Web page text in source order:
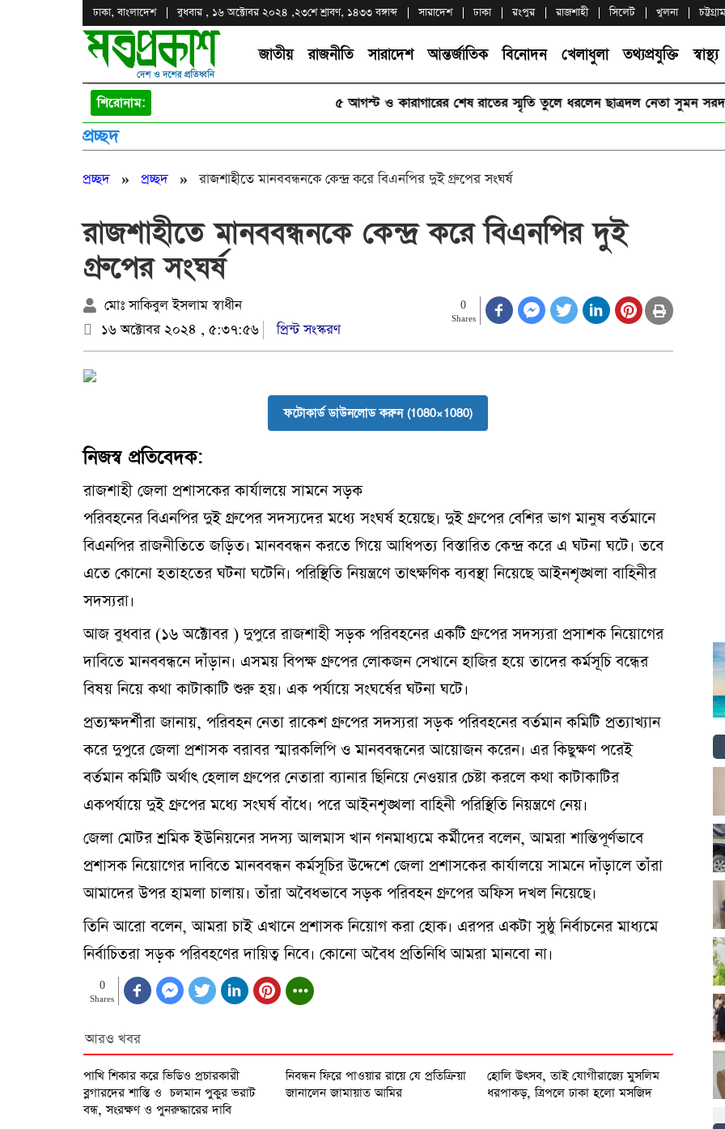
ঢাকা, বাংলাদেশ বুধবার , ১৬ অক্টোবর ২০২৪ ,২৩শে শ্রাবণ, ১৪৩৩ বঙ্গাব্দ সারাদেশ ঢাকা রংপুর রাজশাহী সিলেট খুলনা চট্টগ্রাম
জাতীয় রাজনীতি সারাদেশ আন্তর্জাতিক বিনোদন খেলাধুলা তথ্যপ্রযুক্তি স্বাস্থ্য
শিরোনাম: ৫ আগস্ট ও কারাগারের শেষ রাতের স্মৃতি তুলে ধরলেন ছাত্রদল নেতা সুমন সরদার
প্রচ্ছদ
প্রচ্ছদ » প্রচ্ছদ »রাজশাহীতে মানববন্ধনকে কেন্দ্র করে বিএনপির দুই গ্রুপের সংঘর্ষ
রাজশাহীতে মানববন্ধনকে কেন্দ্র করে বিএনপির দুই
গ্রুপের সংঘর্ষ
মোঃ সাকিবুল ইসলাম স্বাধীন
১৬ অক্টোবর ২০২৪ , ৫:৩৭:৫৬
প্রিন্ট সংস্করণ
0
Shares
ফটোকার্ড ডাউনলোড করুন (1080×1080)
নিজস্ব প্রতিবেদক:
রাজশাহী জেলা প্রশাসকের কার্যালয়ে সামনে সড়ক
পরিবহনের বিএনপির দুই গ্রুপের সদস্যদের মধ্যে সংঘর্ষ হয়েছে। দুই গ্রুপের বেশির ভাগ মানুষ বর্তমানে
বিএনপির রাজনীতিতে জড়িত। মানববন্ধন করতে গিয়ে আধিপত্য বিস্তারিত কেন্দ্র করে এ ঘটনা ঘটে। তবে
এতে কোনো হতাহতের ঘটনা ঘটেনি। পরিস্থিতি নিয়ন্ত্রণে তাৎক্ষণিক ব্যবস্থা নিয়েছে আইনশৃঙ্খলা বাহিনীর
সদস্যরা।
আজ বুধবার (১৬ অক্টোবর ) দুপুরে রাজশাহী সড়ক পরিবহনের একটি গ্রুপের সদস্যরা প্রসাশক নিয়োগের
দাবিতে মানববন্ধনে দাঁড়ান। এসময় বিপক্ষ গ্রুপের লোকজন সেখানে হাজির হয়ে তাদের কর্মসূচি বন্ধের
বিষয় নিয়ে কথা কাটাকাটি শুরু হয়। এক পর্যায়ে সংঘর্ষের ঘটনা ঘটে।
প্রত্যক্ষদর্শীরা জানায়, পরিবহন নেতা রাকেশ গ্রুপের সদস্যরা সড়ক পরিবহনের বর্তমান কমিটি প্রত্যাখ্যান
করে দুপুরে জেলা প্রশাসক বরাবর স্মারকলিপি ও মানববন্ধনের আয়োজন করেন। এর কিছুক্ষণ পরেই
বর্তমান কমিটি অর্থাৎ হেলাল গ্রুপের নেতারা ব্যানার ছিনিয়ে নেওয়ার চেষ্টা করলে কথা কাটাকাটির
একপর্যায়ে দুই গ্রুপের মধ্যে সংঘর্ষ বাঁধে। পরে আইনশৃঙ্খলা বাহিনী পরিস্থিতি নিয়ন্ত্রণে নেয়।
জেলা মোটর শ্রমিক ইউনিয়নের সদস্য আলমাস খান গনমাধ্যমে কর্মীদের বলেন, আমরা শান্তিপূর্ণভাবে
প্রশাসক নিয়োগের দাবিতে মানববন্ধন কর্মসূচির উদ্দেশে জেলা প্রশাসকের কার্যালয়ে সামনে দাঁড়ালে তাঁরা
আমাদের উপর হামলা চালায়। তাঁরা অবৈধভাবে সড়ক পরিবহন গ্রুপের অফিস দখল নিয়েছে।
তিনি আরো বলেন, আমরা চাই এখানে প্রশাসক নিয়োগ করা হোক। এরপর একটা সুষ্ঠু নির্বাচনের মাধ্যমে
নির্বাচিতরা সড়ক পরিবহণের দায়িত্ব নিবে। কোনো অবৈধ প্রতিনিধি আমরা মানবো না।
0
Shares
আরও খবর
পাখি শিকার করে ভিডিও প্রচারকারী
ব্লগারদের শাস্তি ও চলমান পুকুর ভরাট
বন্ধ, সংরক্ষণ ও পুনরুদ্ধারের দাবি
নিবন্ধন ফিরে পাওয়ার রায়ে যে প্রতিক্রিয়া
জানালেন জামায়াত আমির
হোলি উৎসব, তাই যোগীরাজ্যে মুসলিম
ধরপাকড়, ত্রিপলে ঢাকা হলো মসজিদ